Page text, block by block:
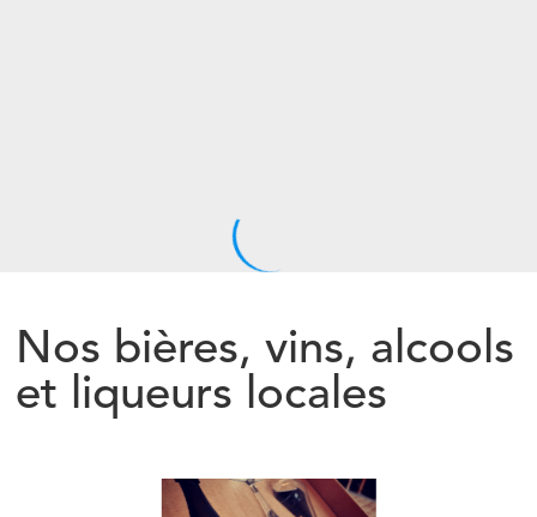
Nos bières, vins, alcools
et liqueurs locales